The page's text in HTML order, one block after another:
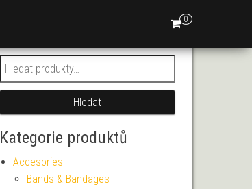
0
Hledat:
Hledat
Kategorie produktů
Accesories
Bands & Bandages